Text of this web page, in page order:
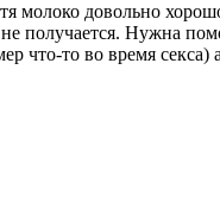
молоко довольно
получается. Нужна
что-то во время